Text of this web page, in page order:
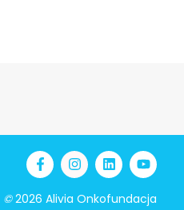
©2026 Alivia Onkofundacja